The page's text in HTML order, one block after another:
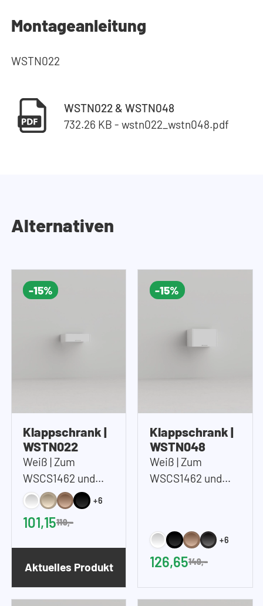
Montageanleitung
WSTN022
WSTN022 & WSTN048
732.26 KB - wstn022_wstn048.pdf
Alternativen
-15%
Klappschrank |
WSTN022
Weiß | Zum
WSCS1462 und
WSTT185 | 67x22
cm (BxH)
+6
101,15119,-
Aktuelles Produkt
-15%
Klappschrank |
WSTN048
Weiß | Zum
WSCS1462 und
+6
126,65149,-